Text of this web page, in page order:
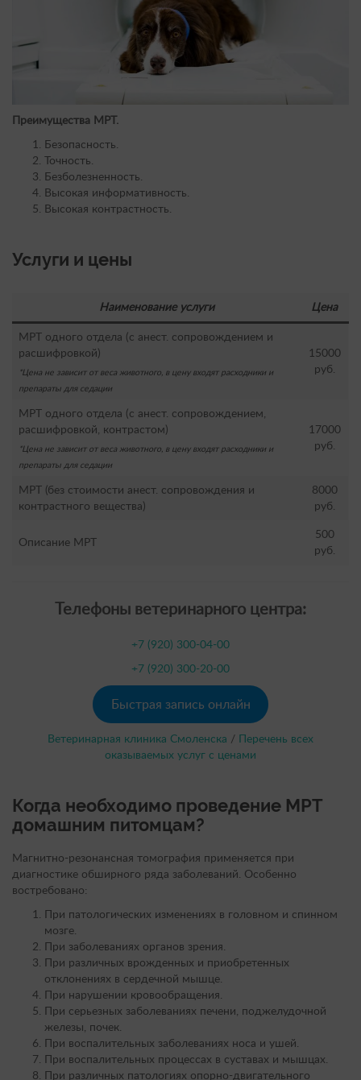
Преимущества МРТ.
Безопасность.
Точность.
Безболезненность.
Высокая информативность.
Высокая контрастность.
Услуги и цены
Наименование услуги Цена
МРТ одного отдела (с анест. сопровождением и
расшифровкой)
*Цена не зависит от веса животного, в цену входят расходники и
препараты для седации
15000
руб.
МРТ одного отдела (с анест. сопровождением,
расшифровкой, контрастом)
*Цена не зависит от веса животного, в цену входят расходники и
препараты для седации
17000
руб.
МРТ (без стоимости анест. сопровождения и
контрастного вещества)
8000
руб.
Описание МРТ
500
руб.
Телефоны ветеринарного центра:
+7 (920) 300-04-00
+7 (920) 300-20-00
Быстрая запись онлайн
Ветеринарная клиника Смоленска /
Перечень всех
оказываемых услуг с ценами
Когда необходимо проведение МРТ
домашним питомцам?
Магнитно-резонансная томография применяется при
диагностике обширного ряда заболеваний. Особенно
востребовано:
При патологических изменениях в головном и спинном
мозге.
При заболеваниях органов зрения.
При различных врожденных и приобретенных
отклонениях в сердечной мышце.
При нарушении кровообращения.
При серьезных заболеваниях печени, поджелудочной
железы, почек.
При воспалительных заболеваниях носа и ушей.
При воспалительных процессах в суставах и мышцах.
При различных патологиях опорно-двигательного